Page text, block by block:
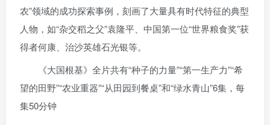
农”领域的成功探索事例，刻画了大量具有时代特征的典型
人物，如“杂交稻之父”袁隆平、中国第一位“世界粮食奖”获
得者何康、治沙英雄石光银等。
《大国根基》全片共有“种子的力量”“第一生产力”“希
望的田野”“农业重器”“从田园到餐桌”和“绿水青山”6集，每
集50分钟